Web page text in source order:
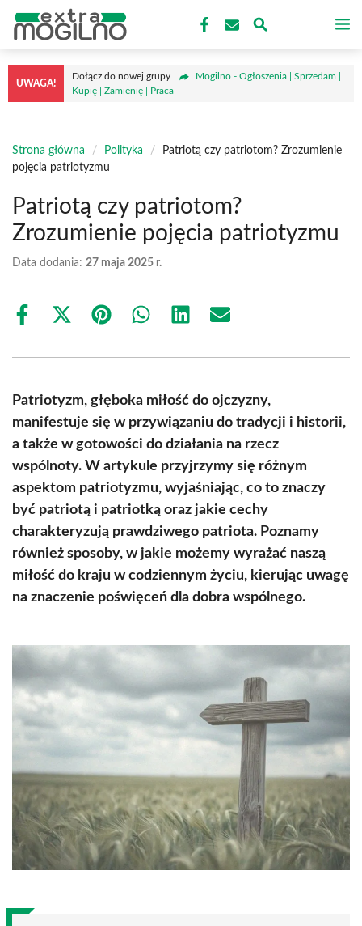
treści
UWAGA!
Dołącz do nowej grupy
Mogilno - Ogłoszenia | Sprzedam |
Kupię | Zamienię | Praca
Strona główna / Polityka /
Patriotą czy patriotom? Zrozumienie
pojęcia patriotyzmu
Patriotą czy patriotom?
Zrozumienie pojęcia patriotyzmu
Data dodania: 27 maja 2025 r.
Share
Share
(Twitter)
Share Share Share Share
Patriotyzm, głęboka miłość do ojczyzny,
manifestuje się w przywiązaniu do tradycji i historii,
a także w gotowości do działania na rzecz
wspólnoty. W artykule przyjrzymy się różnym
aspektom patriotyzmu, wyjaśniając, co to znaczy
być patriotą i patriotką oraz jakie cechy
charakteryzują prawdziwego patriota. Poznamy
również sposoby, w jakie możemy wyrażać naszą
miłość do kraju w codziennym życiu, kierując uwagę
na znaczenie poświęceń dla dobra wspólnego.